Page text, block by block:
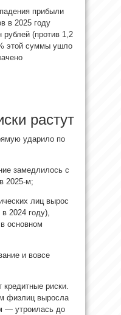
прибыли
в 2025 году
рублей (против 1,2
этой суммы ушло
растут
ударило по
замедлилось с
2025-м;
лиц вырос
2024 году),
основном
и вовсе
риски.
физлиц выросла
— утроилась до